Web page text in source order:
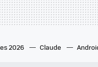
2026 Claude